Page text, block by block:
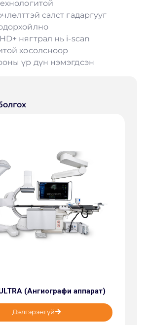
салст гадаргууг
нягтрал нь i-scan
хосолсноор
үр дүн нэмэгдсэн
(Ангиографи аппарат)
Дэлгэрэнгүй